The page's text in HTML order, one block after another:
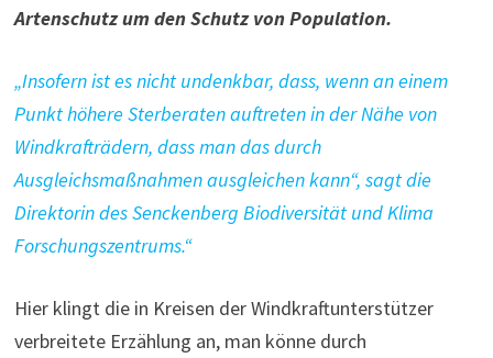
Artenschutz um den Schutz von Population.
„Insofern ist es nicht undenkbar, dass, wenn an einem
Punkt höhere Sterberaten auftreten in der Nähe von
Windkrafträdern, dass man das durch
Ausgleichsmaßnahmen ausgleichen kann“, sagt die
Direktorin des Senckenberg Biodiversität und Klima
Forschungszentrums.“
Hier klingt die in Kreisen der Windkraftunterstützer
verbreitete Erzählung an, man könne durch